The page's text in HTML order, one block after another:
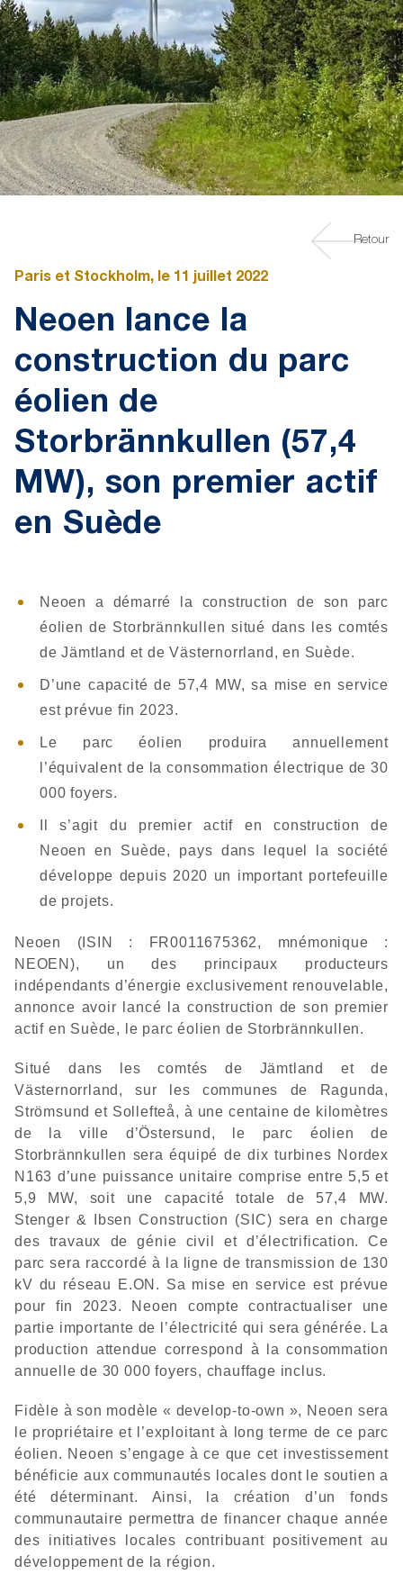
Retour
Paris et Stockholm, le 11 juillet 2022
Neoen lance la
construction du parc
éolien de
Storbrännkullen (57,4
MW), son premier actif
en Suède
Neoen a démarré la construction de son parc
éolien de Storbrännkullen situé dans les comtés
de Jämtland et de Västernorrland, en Suède.
D’une capacité de 57,4 MW, sa mise en service
est prévue fin 2023.
Le parc éolien produira annuellement
l’équivalent de la consommation électrique de 30
000 foyers.
Il s’agit du premier actif en construction de
Neoen en Suède, pays dans lequel la société
développe depuis 2020 un important portefeuille
de projets.
Neoen (ISIN : FR0011675362, mnémonique :
NEOEN), un des principaux producteurs
indépendants d’énergie exclusivement renouvelable,
annonce avoir lancé la construction de son premier
actif en Suède, le parc éolien de Storbrännkullen.
Situé dans les comtés de Jämtland et de
Västernorrland, sur les communes de Ragunda,
Strömsund et Sollefteå, à une centaine de kilomètres
de la ville d’Östersund, le parc éolien de
Storbrännkullen sera équipé de dix turbines Nordex
N163 d’une puissance unitaire comprise entre 5,5 et
5,9 MW, soit une capacité totale de 57,4 MW.
Stenger & Ibsen Construction (SIC) sera en charge
des travaux de génie civil et d’électrification. Ce
parc sera raccordé à la ligne de transmission de 130
kV du réseau E.ON. Sa mise en service est prévue
pour fin 2023. Neoen compte contractualiser une
partie importante de l’électricité qui sera générée. La
production attendue correspond à la consommation
annuelle de 30 000 foyers, chauffage inclus.
Fidèle à son modèle « develop-to-own », Neoen sera
le propriétaire et l’exploitant à long terme de ce parc
éolien. Neoen s’engage à ce que cet investissement
bénéficie aux communautés locales dont le soutien a
été déterminant. Ainsi, la création d’un fonds
communautaire permettra de financer chaque année
des initiatives locales contribuant positivement au
développement de la région.